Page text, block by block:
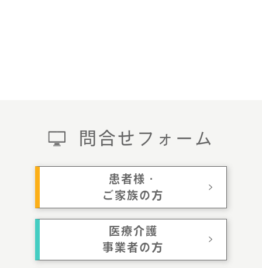
問合せフォーム
患者様・
ご家族の方
医療介護
事業者の方